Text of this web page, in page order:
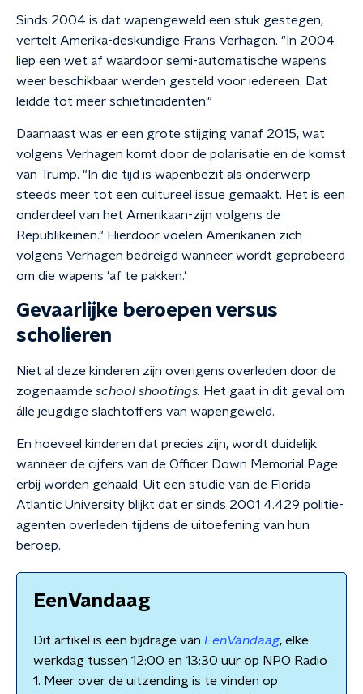
Sinds 2004 is dat wapengeweld een stuk gestegen,
vertelt Amerika-deskundige Frans Verhagen. "In 2004
liep een wet af waardoor semi-automatische wapens
weer beschikbaar werden gesteld voor iedereen. Dat
leidde tot meer schietincidenten."
Daarnaast was er een grote stijging vanaf 2015, wat
volgens Verhagen komt door de polarisatie en de komst
van Trump. "In die tijd is wapenbezit als onderwerp
steeds meer tot een cultureel issue gemaakt. Het is een
onderdeel van het Amerikaan-zijn volgens de
Republikeinen." Hierdoor voelen Amerikanen zich
volgens Verhagen bedreigd wanneer wordt geprobeerd
om die wapens 'af te pakken.'
Gevaarlijke beroepen versus
scholieren
Niet al deze kinderen zijn overigens overleden door de
zogenaamde school shootings. Het gaat in dit geval om
álle jeugdige slachtoffers van wapengeweld.
En hoeveel kinderen dat precies zijn, wordt duidelijk
wanneer de cijfers van de Officer Down Memorial Page
erbij worden gehaald. Uit een studie van de Florida
Atlantic University blijkt dat er sinds 2001 4.429 politie-
agenten overleden tijdens de uitoefening van hun
beroep.
EenVandaag
Dit artikel is een bijdrage van EenVandaag, elke
werkdag tussen 12:00 en 13:30 uur op NPO Radio
1. Meer over de uitzending is te vinden op